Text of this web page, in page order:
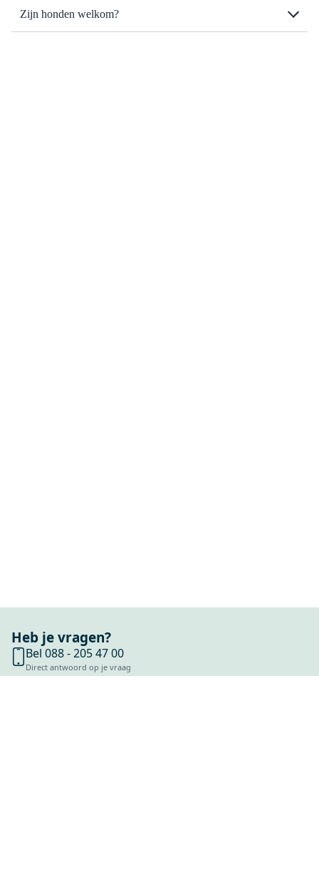
Zijn honden welkom?
Heb je vragen?
Bel 088 - 205 47 00
Direct antwoord op je vraag